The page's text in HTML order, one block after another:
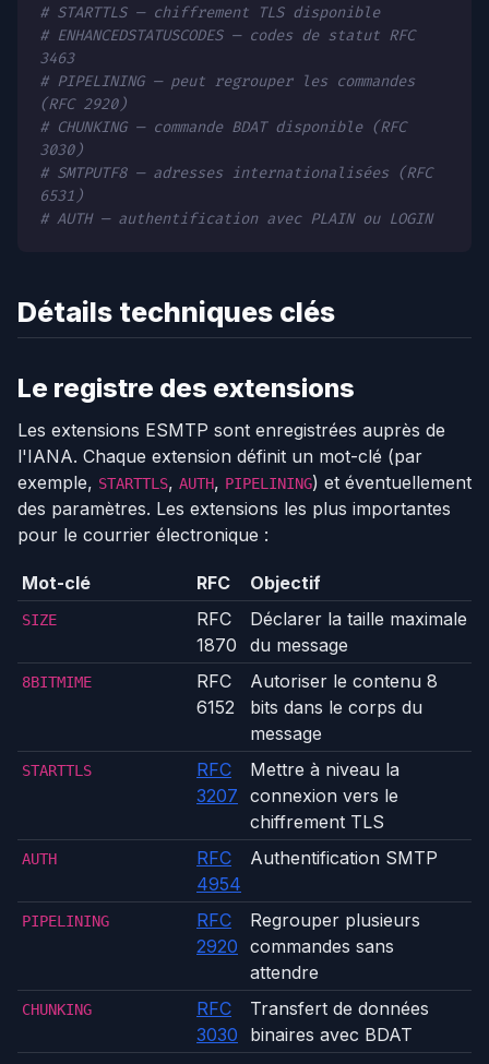
# STARTTLS — chiffrement TLS disponible
# ENHANCEDSTATUSCODES — codes de statut RFC
3463
# PIPELINING — peut regrouper les commandes
(RFC 2920)
# CHUNKING — commande BDAT disponible (RFC
3030)
# SMTPUTF8 — adresses internationalisées (RFC
6531)
# AUTH — authentification avec PLAIN ou LOGIN
Détails techniques clés
Le registre des extensions
Les extensions ESMTP sont enregistrées auprès de
l'IANA. Chaque extension définit un mot-clé (par
exemple, STARTTLS, AUTH, PIPELINING) et éventuellement
des paramètres. Les extensions les plus importantes
pour le courrier électronique :
Mot-clé RFC Objectif
SIZE
RFC
1870
Déclarer la taille maximale
du message
8BITMIME
RFC
6152
Autoriser le contenu 8
bits dans le corps du
message
STARTTLS
RFC
3207
Mettre à niveau la
connexion vers le
chiffrement TLS
AUTH
RFC
4954
Authentification SMTP
PIPELINING
RFC
2920
Regrouper plusieurs
commandes sans
attendre
CHUNKING
RFC
3030
Transfert de données
binaires avec BDAT